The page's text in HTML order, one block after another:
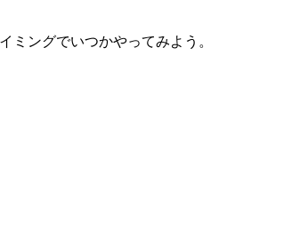
ミングでいつかやってみよう。